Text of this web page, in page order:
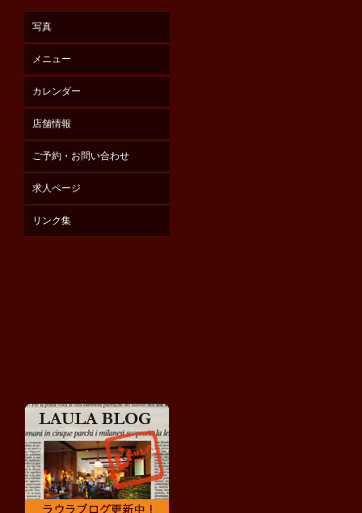
写真
メニュー
カレンダー
店舗情報
ご予約・お問い合わせ
求人ページ
リンク集